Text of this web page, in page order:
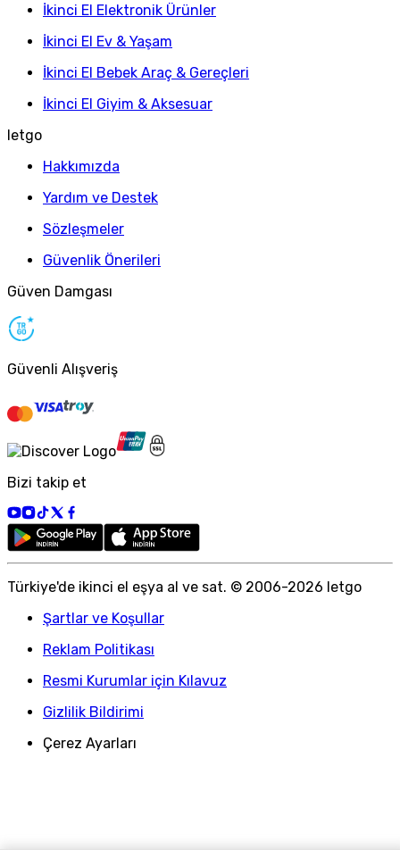
İkinci El Elektronik Ürünler
İkinci El Ev & Yaşam
İkinci El Bebek Araç & Gereçleri
İkinci El Giyim & Aksesuar
letgo
Hakkımızda
Yardım ve Destek
Sözleşmeler
Güvenlik Önerileri
Güven Damgası
Güvenli Alışveriş
Bizi takip et
Türkiye'de ikinci el eşya al ve sat. © 2006-2026 letgo
Şartlar ve Koşullar
Reklam Politikası
Resmi Kurumlar için Kılavuz
Gizlilik Bildirimi
Çerez Ayarları